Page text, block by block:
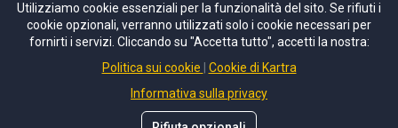
Utilizziamo cookie essenziali per la funzionalità del sito. Se rifiuti i
cookie opzionali, verranno utilizzati solo i cookie necessari per
fornirti i servizi. Cliccando su "Accetta tutto", accetti la nostra:
Politica sui cookie
Cookie di Kartra
Informativa sulla privacy